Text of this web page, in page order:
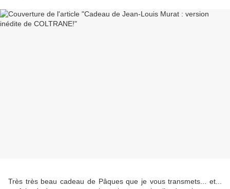
Très très beau cadeau de Pâques que je vous transmets... et...